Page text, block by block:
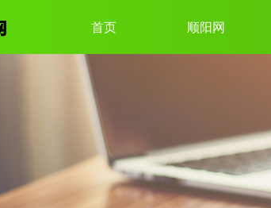
首页 顺阳网